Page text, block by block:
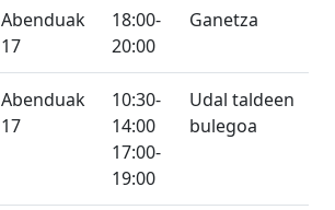
Abenduak
17
18:00-
20:00
Ganetza
Abenduak
17
10:30-
14:00
17:00-
19:00
Udal taldeen
bulegoa